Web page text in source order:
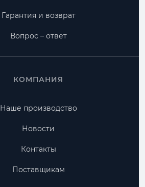
Гарантия и возврат
Вопрос – ответ
КОМПАНИЯ
Наше производство
Новости
Контакты
Поставщикам